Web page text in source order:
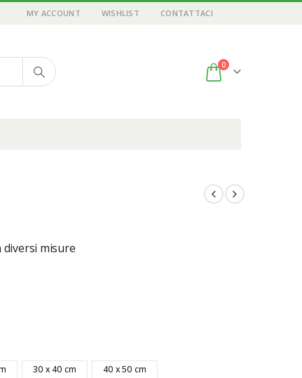
MY ACCOUNT WISHLIST CONTATTACI
0
diversi misure
30 x 40 cm 40 x 50 cm